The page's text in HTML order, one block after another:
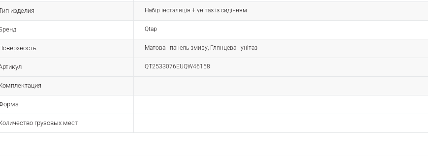
изделия Набір інсталяція + унітаз із сидінням
Qtap
Матова - панель змиву, Глянцева - унітаз
QT2533076EUQW46158
грузовых мест